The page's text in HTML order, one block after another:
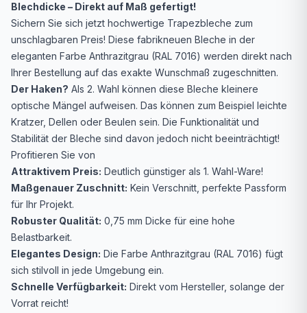
Blechdicke – Direkt auf Maß gefertigt!
Sichern Sie sich jetzt hochwertige Trapezbleche zum
unschlagbaren Preis! Diese fabrikneuen Bleche in der
eleganten Farbe Anthrazitgrau (RAL 7016) werden direkt nach
Ihrer Bestellung auf das exakte Wunschmaß zugeschnitten.
Der Haken? Als 2. Wahl können diese Bleche kleinere
optische Mängel aufweisen. Das können zum Beispiel leichte
Kratzer, Dellen oder Beulen sein. Die Funktionalität und
Stabilität der Bleche sind davon jedoch nicht beeinträchtigt!
Profitieren Sie von
Attraktivem Preis: Deutlich günstiger als 1. Wahl-Ware!
Maßgenauer Zuschnitt: Kein Verschnitt, perfekte Passform
für Ihr Projekt.
Robuster Qualität: 0,75 mm Dicke für eine hohe
Belastbarkeit.
Elegantes Design: Die Farbe Anthrazitgrau (RAL 7016) fügt
sich stilvoll in jede Umgebung ein.
Schnelle Verfügbarkeit: Direkt vom Hersteller, solange der
Vorrat reicht!